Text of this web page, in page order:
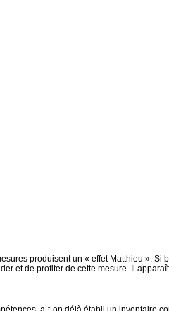
produisent un « effet Matthieu ».
et de profiter de cette mesure. Il